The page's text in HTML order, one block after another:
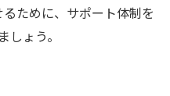
ために、サポート体制を
ょう。